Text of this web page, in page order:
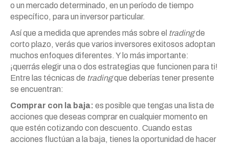
o un mercado determinado, en un período de tiempo
específico, para un inversor particular.
Así que a medida que aprendes más sobre el tradingde
corto plazo, verás que varios inversores exitosos adoptan
muchos enfoques diferentes. Y lo más importante:
¡querrás elegir una o dos estrategias que funcionen para ti!
Entre las técnicas de tradingque deberías tener presente
se encuentran:
Comprar con la baja: es posible que tengas una lista de
acciones que deseas comprar en cualquier momento en
que estén cotizando con descuento. Cuando estas
acciones fluctúan a la baja, tienes la oportunidad de hacer